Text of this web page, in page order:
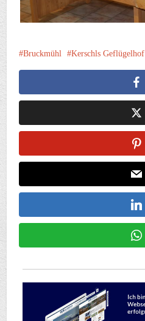
Bruckmühl Kerschls Geflügelhof